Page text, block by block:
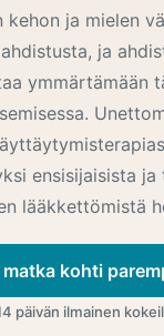
kehon ja mielen
ja
ymmärtämään
ensisijaisista
lääkkettömistä
kohti
päivän ilmainen